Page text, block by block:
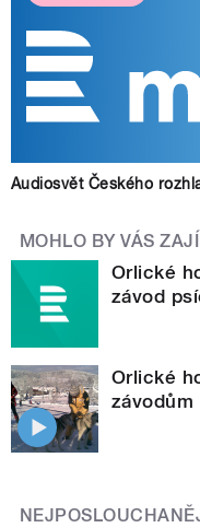
Audiosvět Českého
MOHLO BY VÁS
Orlické
závod
Orlické